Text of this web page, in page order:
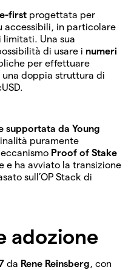
first progettata per
accessibili, in particolare
limitati. Una sua
di usare i numeri
per effettuare
una doppia struttura di
supportata da Young
puramente
Proof of Stake
e ha avviato la transizione
sull’OP Stack di
adozione
da Rene Reinsberg, con